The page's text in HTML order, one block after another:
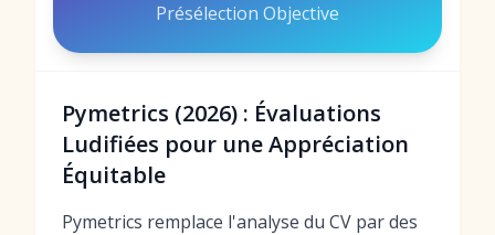
Présélection Objective
Pymetrics (2026) : Évaluations
Ludifiées pour une Appréciation
Équitable
Pymetrics remplace l'analyse du CV par des